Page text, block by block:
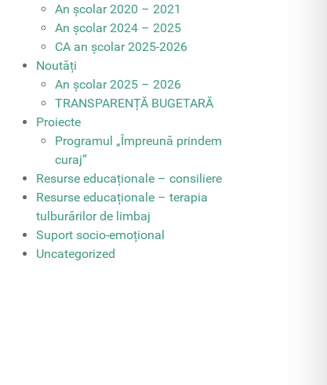
An școlar 2020 – 2021
An școlar 2024 – 2025
CA an școlar 2025-2026
Noutăți
An școlar 2025 – 2026
TRANSPARENȚĂ BUGETARĂ
Proiecte
Programul „Împreună prindem
curaj”
Resurse educaționale – consiliere
Resurse educaționale – terapia
tulburărilor de limbaj
Suport socio-emoțional
Uncategorized